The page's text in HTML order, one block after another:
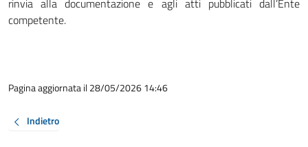
rinvia alla documentazione e agli atti pubblicati dall’Ente
competente.
Pagina aggiornata il 28/05/2026 14:46
Indietro